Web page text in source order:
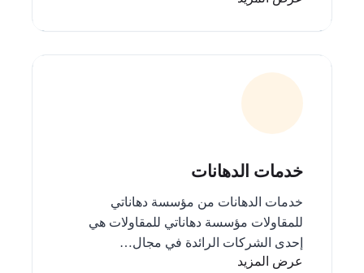
خدمات الدهانات
خدمات الدهانات من مؤسسة دهاناتي
للمقاولات مؤسسة دهاناتي للمقاولات هي
إحدى الشركات الرائدة في مجال…
عرض المزيد